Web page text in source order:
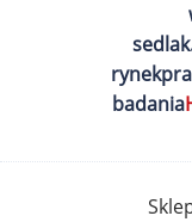
badania